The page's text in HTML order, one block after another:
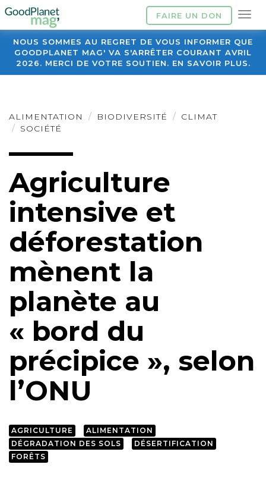
FAIRE UN DON
NOUS SOMMES AU REGRET DE VOUS INFORMER QUE
GOODPLANET MAG' VA S'ARRÊTER COURANT AVRIL
2026. MERCI DE VOTRE SOUTIEN. EN SAVOIR PLUS.
ALIMENTATION BIODIVERSITÉ
CLIMAT
SOCIÉTÉ
Agriculture
intensive et
déforestation
mènent la
planète au
« bord du
précipice », selon
l’ONU
AGRICULTURE
ALIMENTATION
DÉGRADATION DES SOLS
DÉSERTIFICATION
FORÊTS